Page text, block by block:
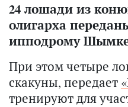
24 лошади из
олигарха
ипподрому
При этом четыре
скакуны, передает
тренируют для